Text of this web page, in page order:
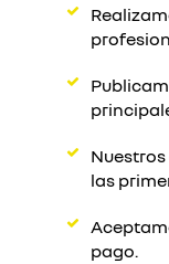
las
pago.